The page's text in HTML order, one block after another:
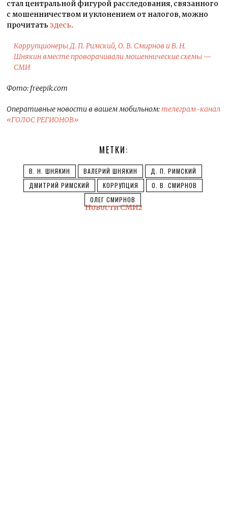
стал центральной фигурой расследования, связанного
с мошенничеством и уклонением от налогов, можно
прочитать здесь.
Коррупционеры Д. П. Римский, О. В. Смирнов и В. Н.
Шнякин вместе проворачивали мошеннические схемы —
СМИ
Фото: freepik.com
Оперативные новости в вашем мобильном: телеграм-канал
«ГОЛОС РЕГИОНОВ»
МЕТКИ:
В. Н. ШНЯКИН ВАЛЕРИЙ ШНЯКИН
Д. П. РИМСКИЙ
ДМИТРИЙ РИМСКИЙ
КОРРУПЦИЯ
О. В. СМИРНОВ
ОЛЕГ СМИРНОВ
Новости СМИ2